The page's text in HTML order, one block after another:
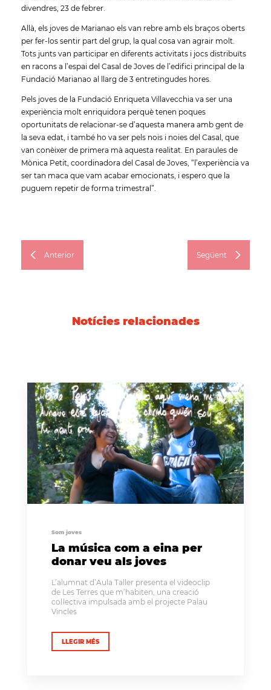
divendres, 23 de febrer.
Allà, els joves de Marianao els van rebre amb els braços oberts
per fer-los sentir part del grup, la qual cosa van agrair molt.
Tots junts van participar en diferents activitats i jocs distribuïts
en racons a l’espai del Casal de Joves de l’edifici principal de la
Fundació Marianao al llarg de 3 entretingudes hores.
Pels joves de la Fundació Enriqueta Villavecchia va ser una
experiència molt enriquidora perquè tenen poques
oportunitats de relacionar-se d’aquesta manera amb gent de
la seva edat, i també ho va ser pels nois i noies del Casal, que
van conèixer de primera mà aquesta realitat. En paraules de
Mònica Petit, coordinadora del Casal de Joves, “l’experiència va
ser tan maca que vam acabar emocionats, i espero que la
puguem repetir de forma trimestral”.
Anterior Següent
Notícies relacionades
Som joves
La música com a eina per
donar veu als joves
L’alumnat d’Aula Taller presenta el videoclip
de Les Terres que m’habiten, una creació
col·lectiva impulsada amb el projecte Palau
Vincles
LLEGIR MÉS